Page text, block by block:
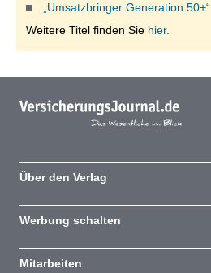
„Umsatzbringer Generation 50+“
Weitere Titel finden Sie hier.
Über den Verlag
Werbung schalten
Mitarbeiten